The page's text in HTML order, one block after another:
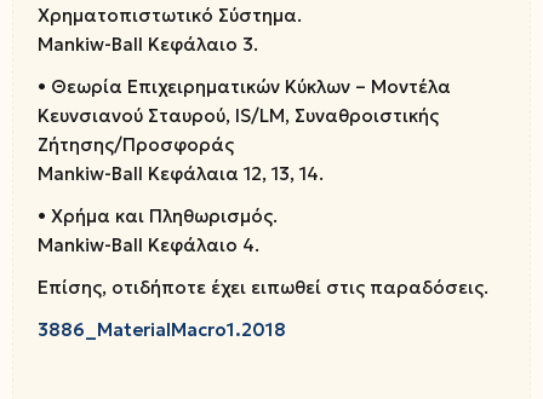
Χρηματοπιστωτικό Σύστημα.
Mankiw-Ball Κεφάλαιο 3.
• Θεωρία Επιχειρηματικών Κύκλων – Μοντέλα
Κευνσιανού Σταυρού, IS/LM, Συναθροιστικής
Ζήτησης/Προσφοράς
Mankiw-Ball Κεφάλαια 12, 13, 14.
• Χρήμα και Πληθωρισμός.
Mankiw-Ball Κεφάλαιο 4.
Επίσης, οτιδήποτε έχει ειπωθεί στις παραδόσεις.
3886_MaterialMacro1.2018